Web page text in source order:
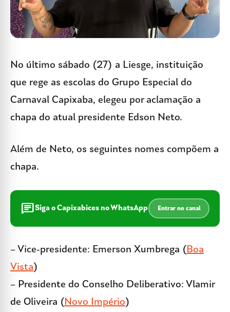
No último sábado (27) a Liesge, instituição
que rege as escolas do Grupo Especial do
Carnaval Capixaba, elegeu por aclamação a
chapa do atual presidente Edson Neto.
Além de Neto, os seguintes nomes compõem a
chapa.
chatSiga o Capixabices no WhatsApp Entrar no canal
– Vice-presidente: Emerson Xumbrega ( Boa
Vista)
– Presidente do Conselho Deliberativo: Vlamir
de Oliveira ( Novo Império)